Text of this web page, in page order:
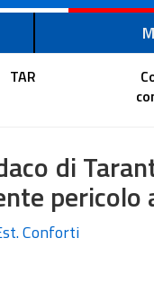
TAR
di
pericolo
Conforti